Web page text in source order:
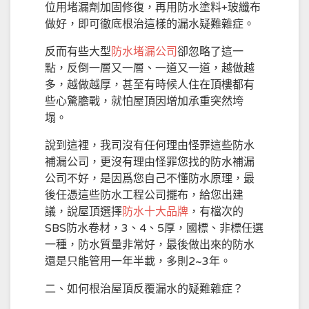
位用堵漏劑加固修復，再用防水塗料+玻纖布
做好，即可徹底根治這樣的漏水疑難雜症。
反而有些大型防水堵漏公司卻忽略了這一
點，反倒一層又一層、一道又一道，越做越
多，越做越厚，甚至有時候人住在頂樓都有
些心驚膽戰，就怕屋頂因增加承重突然垮
塌。
說到這裡，我司沒有任何理由怪罪這些防水
補漏公司，更沒有理由怪罪您找的防水補漏
公司不好，是因爲您自己不懂防水原理，最
後任憑這些防水工程公司擺布，給您出建
議，說屋頂選擇防水十大品牌 ，有檔次的
SBS防水卷材，3、4、5厚，國標、非標任選
一種，防水質量非常好，最後做出來的防水
還是只能管用一年半載，多則2~3年。
二、如何根治屋頂反覆漏水的疑難雜症？